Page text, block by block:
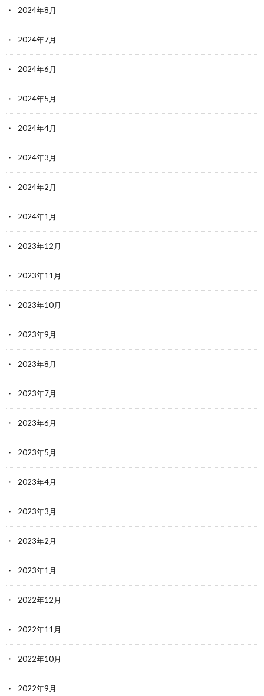
2024年8月
2024年7月
2024年6月
2024年5月
2024年4月
2024年3月
2024年2月
2024年1月
2023年12月
2023年11月
2023年10月
2023年9月
2023年8月
2023年7月
2023年6月
2023年5月
2023年4月
2023年3月
2023年2月
2023年1月
2022年12月
2022年11月
2022年10月
2022年9月